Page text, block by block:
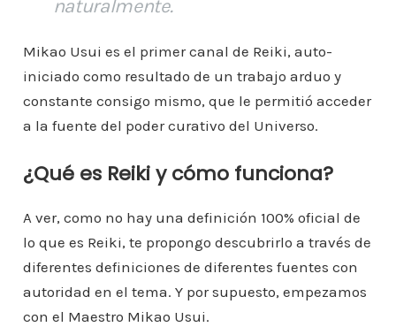
naturalmente.
Mikao Usui es el primer canal de Reiki, auto-
iniciado como resultado de un trabajo arduo y
constante consigo mismo, que le permitió acceder
a la fuente del poder curativo del Universo.
¿Qué es Reiki y cómo funciona?
A ver, como no hay una definición 100% oficial de
lo que es Reiki, te propongo descubrirlo a través de
diferentes definiciones de diferentes fuentes con
autoridad en el tema. Y por supuesto, empezamos
con el Maestro Mikao Usui.